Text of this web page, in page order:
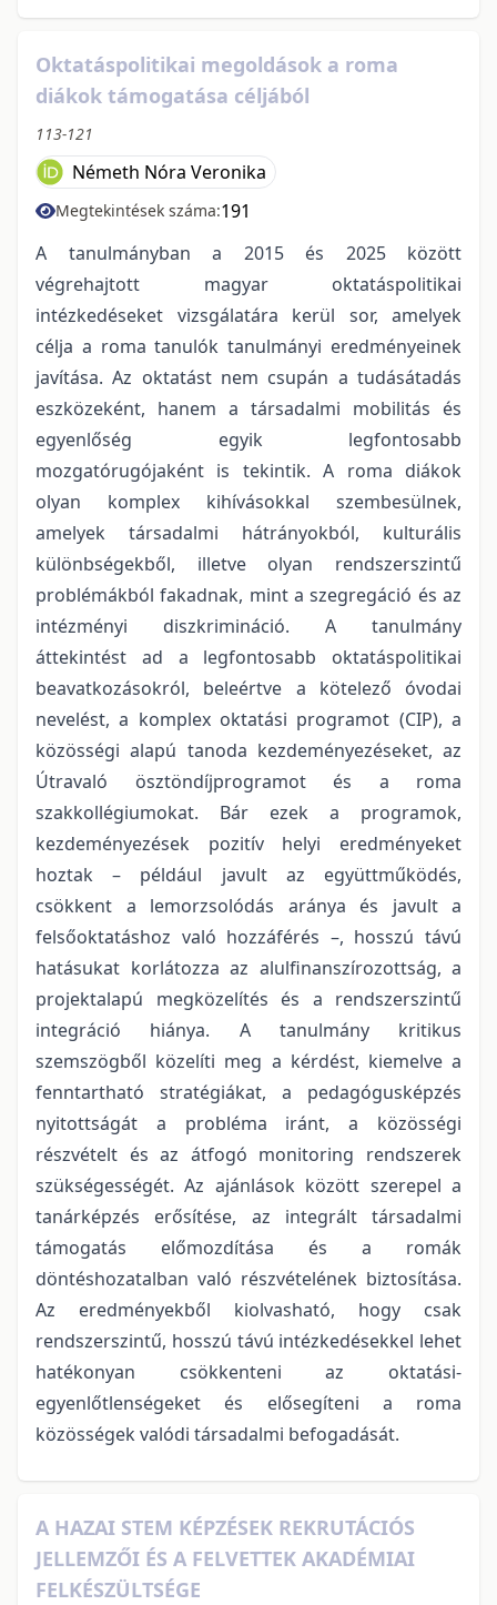
Oktatáspolitikai megoldások a roma
diákok támogatása céljából
113-121
Németh Nóra Veronika
Megtekintések száma:191
A tanulmányban a 2015 és 2025 között
végrehajtott magyar oktatáspolitikai
intézkedéseket vizsgálatára kerül sor, amelyek
célja a roma tanulók tanulmányi eredményeinek
javítása. Az oktatást nem csupán a tudásátadás
eszközeként, hanem a társadalmi mobilitás és
egyenlőség egyik legfontosabb
mozgatórugójaként is tekintik. A roma diákok
olyan komplex kihívásokkal szembesülnek,
amelyek társadalmi hátrányokból, kulturális
különbségekből, illetve olyan rendszerszintű
problémákból fakadnak, mint a szegregáció és az
intézményi diszkrimináció. A tanulmány
áttekintést ad a legfontosabb oktatáspolitikai
beavatkozásokról, beleértve a kötelező óvodai
nevelést, a komplex oktatási programot (CIP), a
közösségi alapú tanoda kezdeményezéseket, az
Útravaló ösztöndíjprogramot és a roma
szakkollégiumokat. Bár ezek a programok,
kezdeményezések pozitív helyi eredményeket
hoztak – például javult az együttműködés,
csökkent a lemorzsolódás aránya és javult a
felsőoktatáshoz való hozzáférés –, hosszú távú
hatásukat korlátozza az alulfinanszírozottság, a
projektalapú megközelítés és a rendszerszintű
integráció hiánya. A tanulmány kritikus
szemszögből közelíti meg a kérdést, kiemelve a
fenntartható stratégiákat, a pedagógusképzés
nyitottságát a probléma iránt, a közösségi
részvételt és az átfogó monitoring rendszerek
szükségességét. Az ajánlások között szerepel a
tanárképzés erősítése, az integrált társadalmi
támogatás előmozdítása és a romák
döntéshozatalban való részvételének biztosítása.
Az eredményekből kiolvasható, hogy csak
rendszerszintű, hosszú távú intézkedésekkel lehet
hatékonyan csökkenteni az oktatási-
egyenlőtlenségeket és elősegíteni a roma
közösségek valódi társadalmi befogadását.
A HAZAI STEM KÉPZÉSEK REKRUTÁCIÓS
JELLEMZŐI ÉS A FELVETTEK AKADÉMIAI
FELKÉSZÜLTSÉGE